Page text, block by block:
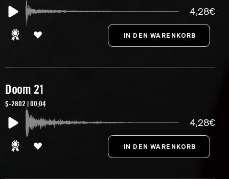
4,28€
Doom 21
S-2802 | 00:04
4,28€